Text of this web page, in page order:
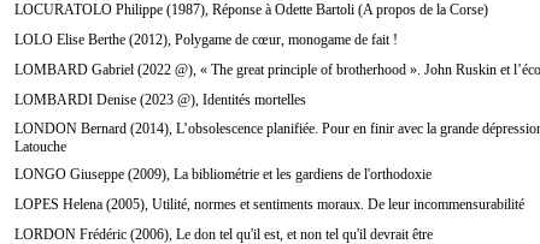
LOCURATOLO Philippe (1987), Réponse à Odette Bartoli (A propos de la Corse)
LOLO Elise Berthe (2012), Polygame de cœur, monogame de fait !
LOMBARD Gabriel (2022 @), « The great principle of brotherhood ». John Ruskin et
LOMBARDI Denise (2023 @), Identités mortelles
LONDON Bernard (2014), L’obsolescence planifiée. Pour en finir avec la grande
Latouche
LONGO Giuseppe (2009), La bibliométrie et les gardiens de l'orthodoxie
LOPES Helena (2005), Utilité, normes et sentiments moraux. De leur incommensurabilité
LORDON Frédéric (2006), Le don tel qu'il est, et non tel qu'il devrait être